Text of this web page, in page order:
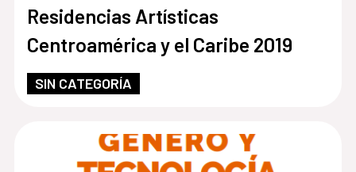
Residencias Artísticas
Centroamérica y el Caribe 2019
SIN CATEGORÍA